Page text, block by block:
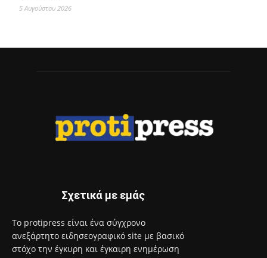
5 Αυγούστου 2026
Σχετικά με εμάς
Το protipress είναι ένα σύγχρονο
ανεξάρτητο ειδησεογραφικό site με βασικό
στόχο την έγκυρη και έγκαιρη ενημέρωση